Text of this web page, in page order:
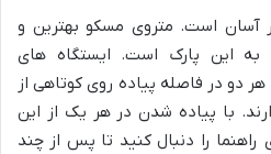
آسان است. متروی مسکو بهترین و
به این پارک است. ایستگاه های
Oktyabrskaya و Park Kultury هر دو در فاصله پیاده روی کوتاهی از
با پیاده شدن در هر یک از این
راهنما را دنبال کنید تا پس از چند